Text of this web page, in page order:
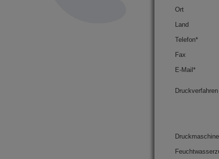
Ort
Land
Telefon*
Fax
E-Mail*
Druckverfahren